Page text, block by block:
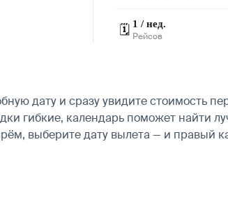
🗓️ 1 / нед.
Рейсов
дату и сразу увидите стоимость
гибкие, календарь поможет найти
выберите дату вылета — и правый